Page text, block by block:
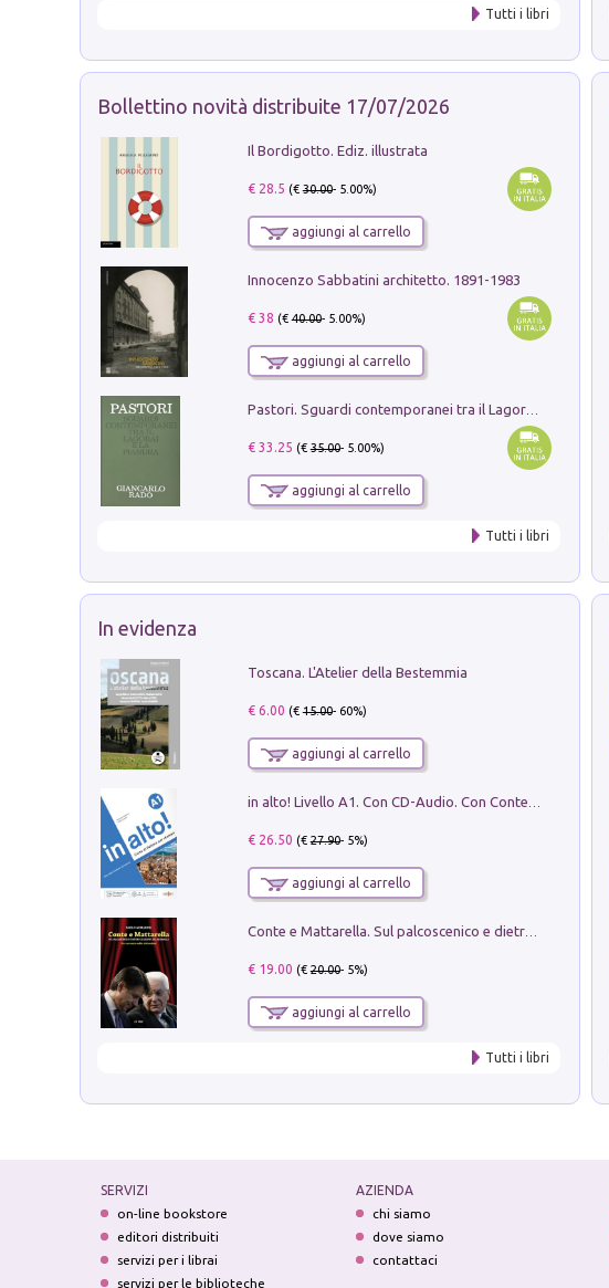
Tutti i libri
Bollettino novità distribuite 17/07/2026
Il Bordigotto. Ediz. illustrata
€ 28.5 (€30.00- 5.00%)
aggiungi al carrello
Innocenzo Sabbatini architetto. 1891-1983
€ 38 (€40.00- 5.00%)
aggiungi al carrello
Pastori. Sguardi contemporanei tra il Lagorai e la pianura. Ediz. illustrata
€ 33.25 (€35.00- 5.00%)
aggiungi al carrello
Tutti i libri
In evidenza
Toscana. L'Atelier della Bestemmia
€ 6.00 (€15.00- 60%)
aggiungi al carrello
€ 26.50 (€27.90- 5%)
aggiungi al carrello
Conte e Mattarella. Sul palcoscenico e dietro le quinte del Quirinale. Un racconto sulle istituzioni
€ 19.00 (€20.00- 5%)
aggiungi al carrello
Tutti i libri
SERVIZI
on-line bookstore
editori distribuiti
servizi per i librai
servizi per le biblioteche
AZIENDA
chi siamo
dove siamo
contattaci